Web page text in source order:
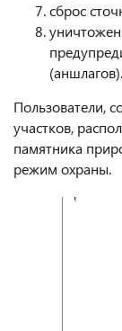
сброс
(аншлагов).
Пользователи,
участков,
памятника
режим охраны.